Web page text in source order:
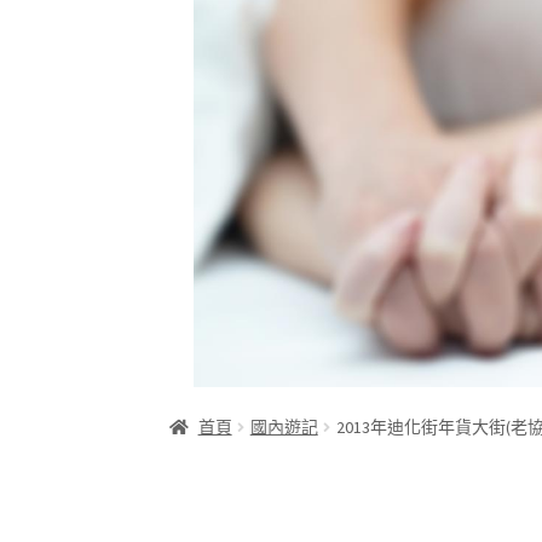
首頁 國內遊記 2013年迪化街年貨大街(老